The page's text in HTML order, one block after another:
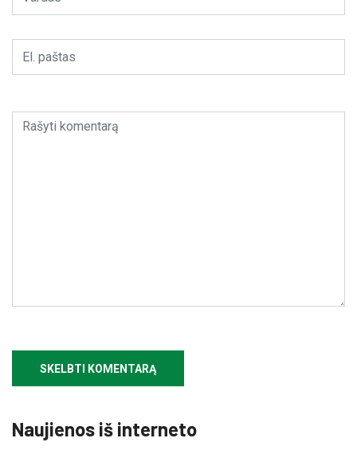
Naujienos iš interneto